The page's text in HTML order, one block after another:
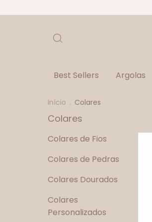
10%
Best Sellers Argolas
Início . Colares
Colares
Colares de Fios
Colares de Pedras
Colares Dourados
Colares
Personalizados